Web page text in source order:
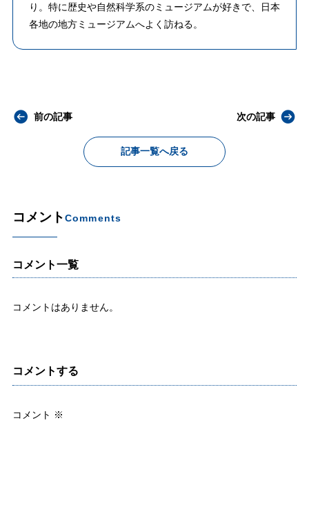
り。特に歴史や自然科学系のミュージアムが好きで、日本
各地の地方ミュージアムへよく訪ねる。
前の記事
記事一覧へ戻る
次の記事
コメントComments
コメント一覧
コメントはありません。
コメントする
コメント ※